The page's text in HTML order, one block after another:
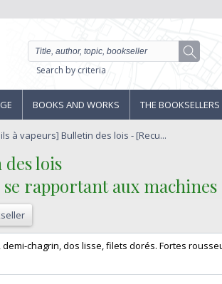
Search by criteria
BOOKS AND WORKS THE BOOKSELLERS
à vapeurs] Bulletin des lois - [Recu...
lois‎
rapportant aux machines
demi-chagrin, dos lisse, filets dorés. Fortes